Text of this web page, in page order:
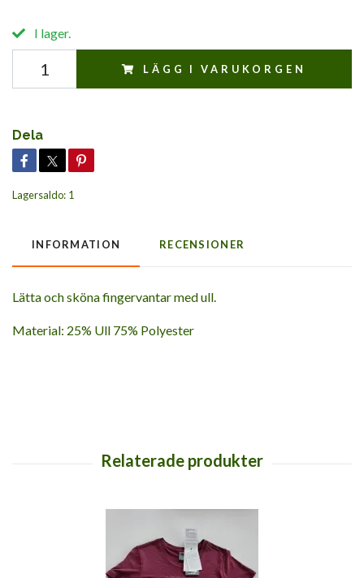
I lager.
LÄGG I VARUKORGEN
Dela
Lagersaldo: 1
INFORMATION RECENSIONER
Lätta och sköna fingervantar med ull.
Material: 25% Ull 75% Polyester